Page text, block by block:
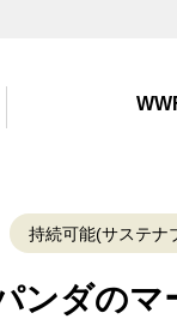
持続可能(サステナ
ンダのマ